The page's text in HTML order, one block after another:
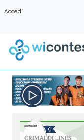
Accedi